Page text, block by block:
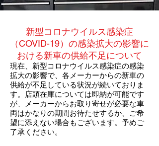
新型コロナウイルス感染症
（COVID-19）の感染拡大の影響に
おける新車の供給不足について
現在、新型コロナウイルス感染症の感染
拡大の影響で、各メーカーからの新車の
供給が不足している状況が続いておりま
す。店頭在庫については即納が可能です
が、メーカーからお取り寄せが必要な車
両はかなりの期間お待たせするか、ご希
望に添えない場合もございます。予めご
了承ください。